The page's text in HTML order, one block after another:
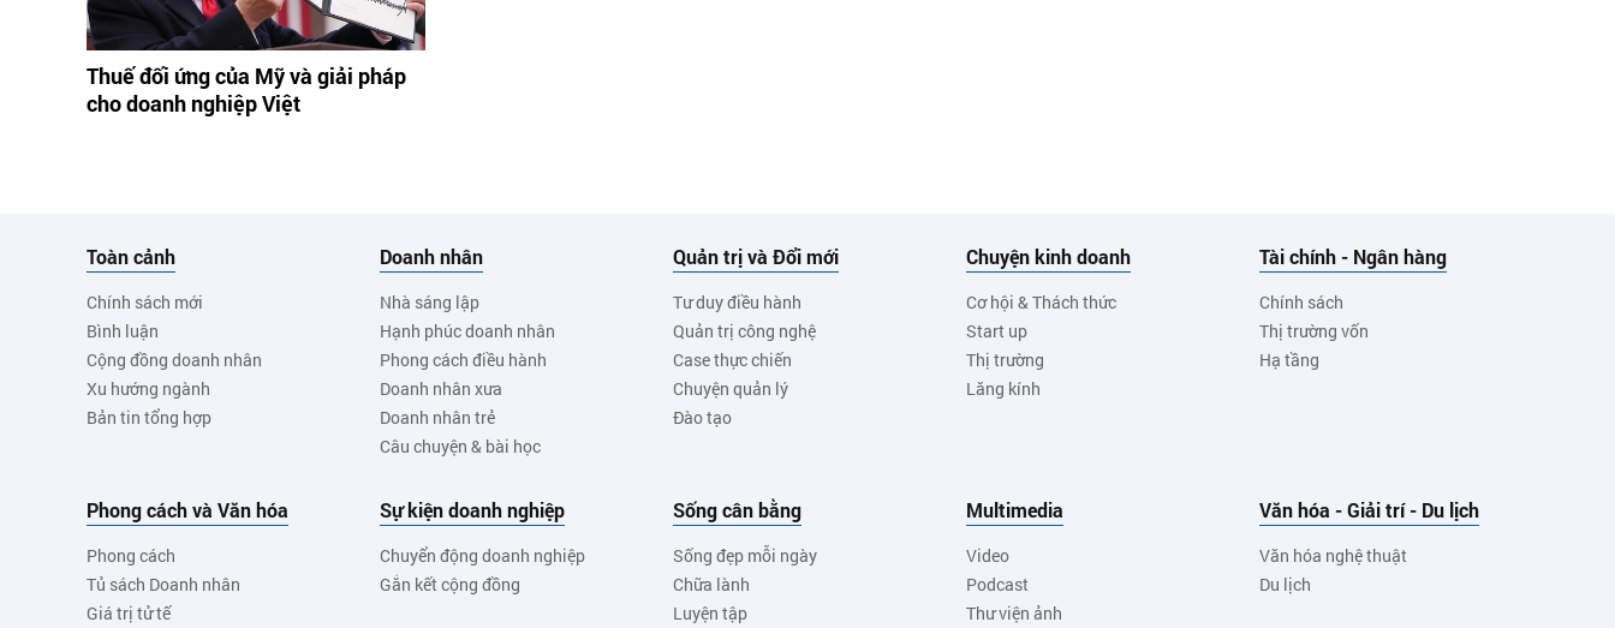
Thuế đối ứng của Mỹ và giải pháp
cho doanh nghiệp Việt
Toàn cảnh
Chính sách mới
Bình luận
Cộng đồng doanh nhân
Xu hướng ngành
Bản tin tổng hợp
Doanh nhân
Nhà sáng lập
Hạnh phúc doanh nhân
Phong cách điều hành
Doanh nhân xưa
Doanh nhân trẻ
Câu chuyện & bài học
Quản trị và Đổi mới
Tư duy điều hành
Quản trị công nghệ
Case thực chiến
Chuyện quản lý
Đào tạo
Chuyện kinh doanh
Cơ hội & Thách thức
Start up
Thị trường
Lăng kính
Tài chính - Ngân hàng
Chính sách
Thị trường vốn
Hạ tầng
Phong cách và Văn hóa
Phong cách
Tủ sách Doanh nhân
Giá trị tử tế
Sự kiện doanh nghiệp
Chuyển động doanh nghiệp
Gắn kết cộng đồng
Sống cân bằng
Sống đẹp mỗi ngày
Chữa lành
Luyện tập
Multimedia
Video
Podcast
Thư viện ảnh
Văn hóa - Giải trí - Du lịch
Văn hóa nghệ thuật
Du lịch